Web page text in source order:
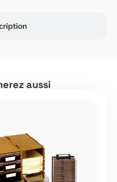
aussi